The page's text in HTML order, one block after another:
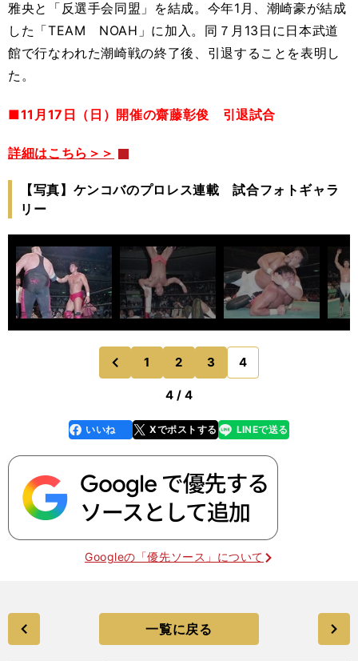
雅央と「反選手会同盟」を結成。今年1月、潮崎豪が結成
した「TEAM NOAH」に加入。同７月13日に日本武道
館で行なわれた潮崎戦の終了後、引退することを表明し
た。
■11月17日（日）開催の齋藤彰俊 引退試合
詳細はこちら＞＞
【写真】ケンコバのプロレス連載 試合フォトギャラ
リー
前
のページへ
1 2 3 4
4 / 4
faceboo
k
いいね Xでポストする
line LINEで送る
Googleの「優先ソース」について
一覧に戻る